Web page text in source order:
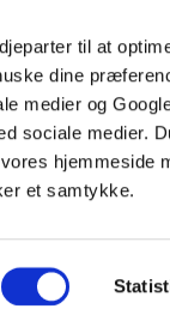
til at
dine
medier og
sociale medier.
hjemmeside
et samtykke.